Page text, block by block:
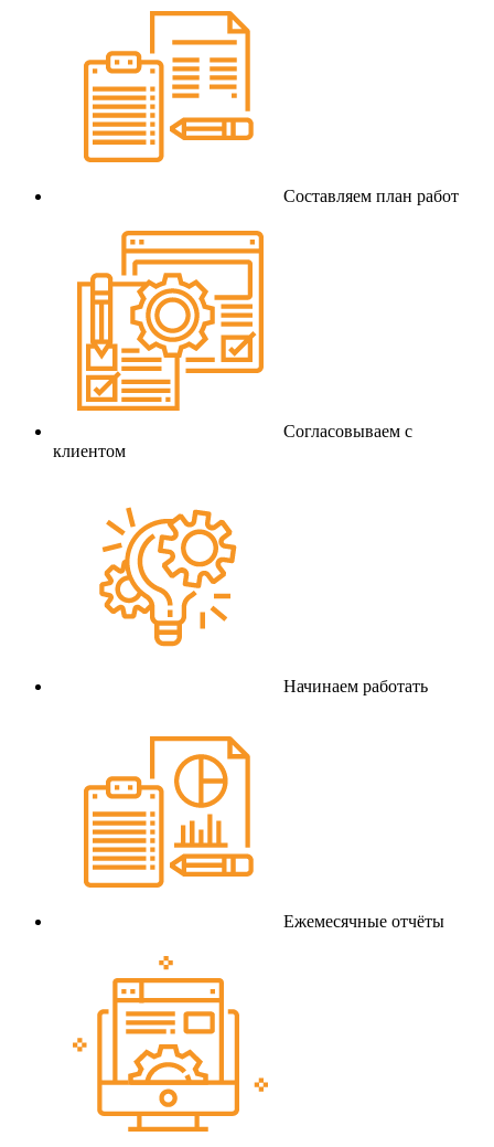
Составляем план работ
Согласовываем с
клиентом
Начинаем работать
Ежемесячные отчёты